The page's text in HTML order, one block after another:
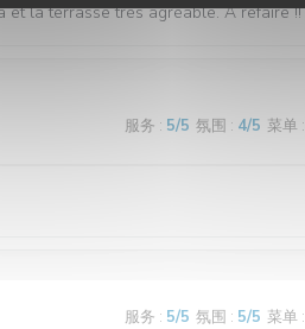
et la terrasse très agréable. A refaire !!
服务 : 5/5 氛围 : 4/5 菜单 :
服务 : 5/5 氛围 : 5/5 菜单 :